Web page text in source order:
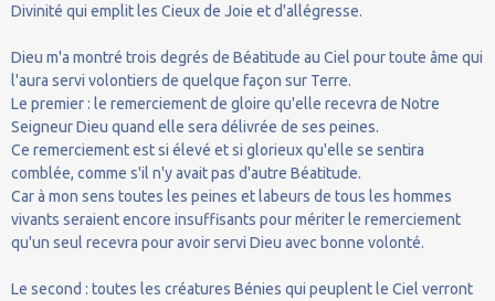
Divinité qui emplit les Cieux de Joie et d'allégresse.
Dieu m'a montré trois degrés de Béatitude au Ciel pour toute âme qui
l'aura servi volontiers de quelque façon sur Terre.
Le premier : le remerciement de gloire qu'elle recevra de Notre
Seigneur Dieu quand elle sera délivrée de ses peines.
Ce remerciement est si élevé et si glorieux qu'elle se sentira
comblée, comme s'il n'y avait pas d'autre Béatitude.
Car à mon sens toutes les peines et labeurs de tous les hommes
vivants seraient encore insuffisants pour mériter le remerciement
qu'un seul recevra pour avoir servi Dieu avec bonne volonté.
Le second : toutes les créatures Bénies qui peuplent le Ciel verront